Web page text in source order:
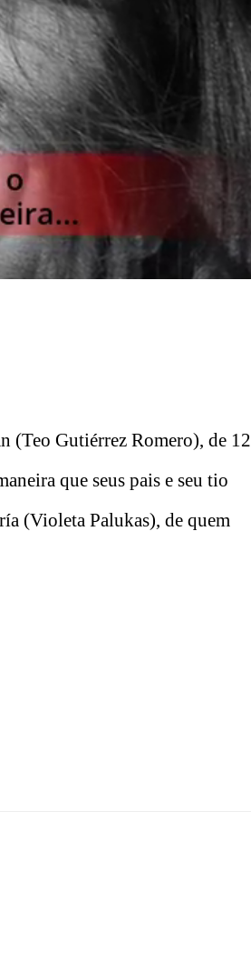
(Teo Gutiérrez Romero), de 12
que seus pais e seu tio
(Violeta Palukas), de quem